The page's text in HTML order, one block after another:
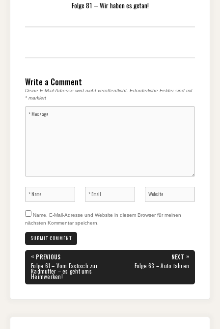
Folge 81 – Wir haben es getan!
Write a Comment
Deine E-Mail-Adresse wird nicht veröffentlicht. Erforderliche Felder sind mit
* markiert
Name, E-Mail-Adresse und Website in diesem Browser für meinen
nächsten Kommentar speichern.
Beitragsnavigation
« PREVIOUS
PREVIOUS
POST:
Folge 61 – Vom Esstisch zur
Radmutter – es geht ums
Heimwerken!
NEXT »
NEXT
POST:
Folge 63 – Auto fahren